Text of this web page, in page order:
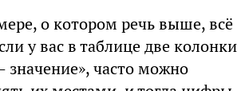
о котором речь выше, всё
у вас в таблице две колонки
значение», часто можно